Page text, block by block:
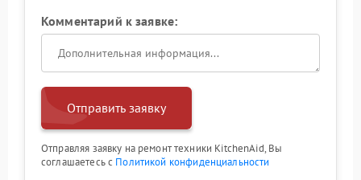
Комментарий к заявке:
Отправить заявку
Отправляя заявку на ремонт техники KitchenAid, Вы
соглашаетесь с Политикой конфиденциальности